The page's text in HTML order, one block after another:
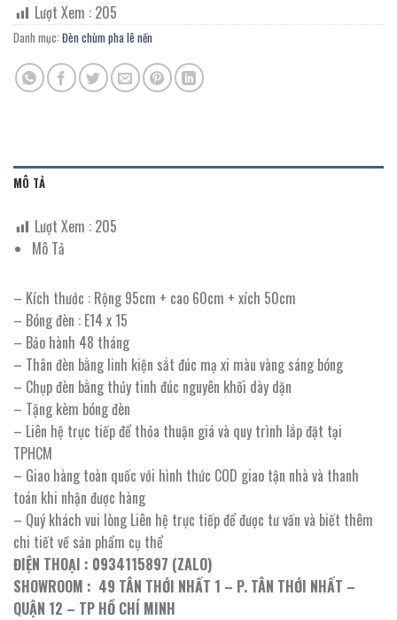
Lượt Xem : 205
Danh mục: Đèn chùm pha lê nến
MÔ TẢ
Lượt Xem : 205
Mô Tả
– Kích thước : Rộng 95cm + cao 60cm + xích 50cm
– Bóng đèn : E14 x 15
– Bảo hành 48 tháng
– Thân đèn bằng linh kiện sắt đúc mạ xi màu vàng sáng bóng
– Chụp đèn bằng thủy tinh đúc nguyên khối dày dặn
– Tặng kèm bóng đèn
– Liên hệ trực tiếp để thỏa thuận giá và quy trình lắp đặt tại
TPHCM
– Giao hàng toàn quốc với hình thức COD giao tận nhà và thanh
toán khi nhận được hàng
– Quý khách vui lòng Liên hệ trực tiếp để được tư vấn và biết thêm
chi tiết về sản phẩm cụ thể
ĐIỆN THOẠI : 0934115897 (ZALO)
SHOWROOM : 49 TÂN THỚI NHẤT 1 – P. TÂN THỚI NHẤT –
QUẬN 12 – TP HỒ CHÍ MINH